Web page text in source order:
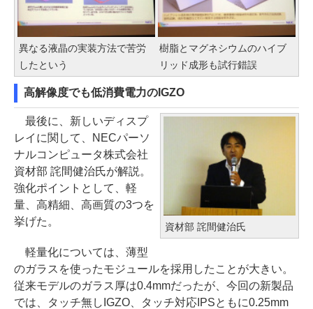
異なる液晶の実装方法で苦労
したという
樹脂とマグネシウムのハイブ
リッド成形も試行錯誤
高解像度でも低消費電力のIGZO
資材部 詫間健治氏
最後に、新しいディスプ
レイに関して、NECパーソ
ナルコンピュータ株式会社
資材部 詫間健治氏が解説。
強化ポイントとして、軽
量、高精細、高画質の3つを
挙げた。
軽量化については、薄型
のガラスを使ったモジュールを採用したことが大きい。
従来モデルのガラス厚は0.4mmだったが、今回の新製品
では、タッチ無しIGZO、タッチ対応IPSともに0.25mm